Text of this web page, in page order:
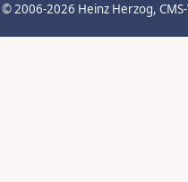
© 2006-2026 Heinz Herzog,